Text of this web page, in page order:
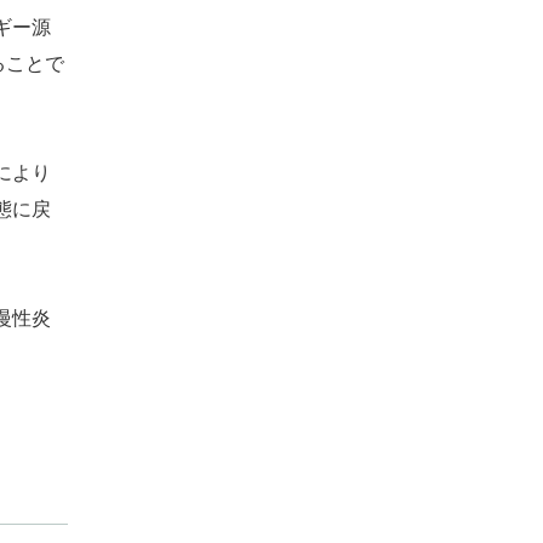
ー源
ことで
より
に戻
性炎